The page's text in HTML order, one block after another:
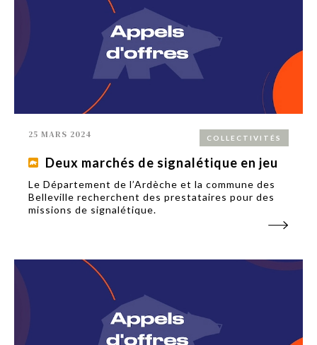
COLLECTIVITÉS
25 MARS 2024
Deux marchés de signalétique en jeu
Le Département de l’Ardèche et la commune des
Belleville recherchent des prestataires pour des
missions de signalétique.